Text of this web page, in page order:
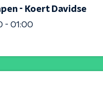
- Koert Davidse
- 01:00